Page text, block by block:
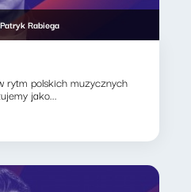
Patryk Rabiega
polskich muzycznych
jako...